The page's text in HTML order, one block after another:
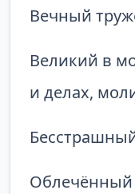
Вечный
Великий в
и делах,
Облечённый